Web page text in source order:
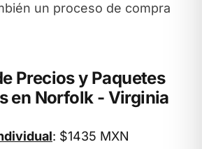
un proceso de compra
Precios y Paquetes
en Norfolk - Virginia
: $1435 MXN